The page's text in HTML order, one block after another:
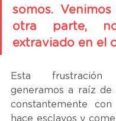
somos.
otra parte,
extraviado en el
Esta
generamos a raíz de
constantemente
hace esclavos y